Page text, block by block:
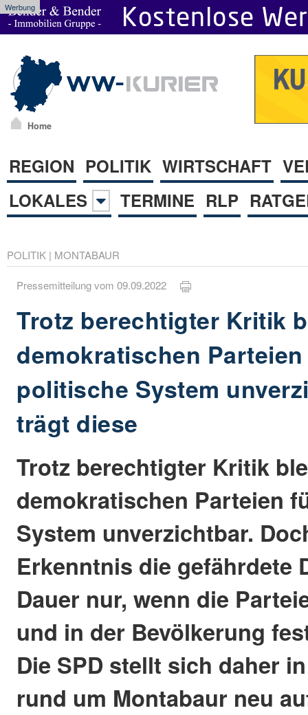
Werbung
Home
REGION POLITIK WIRTSCHAFT
LOKALES
TERMINE RLP
POLITIK | MONTABAUR
Pressemitteilung vom 09.09.2022
Trotz berechtigter Kritik
demokratischen
politische System
trägt diese
Trotz berechtigter Kritik
demokratischen Parteien
System unverzichtbar.
Erkenntnis die gefährdete
Dauer nur, wenn die
und in der Bevölkerung
Die SPD stellt sich daher
rund um Montabaur neu